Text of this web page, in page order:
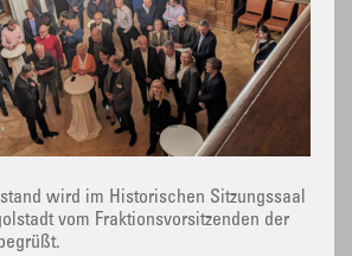
wird im Historischen Sitzungssaal
vom Fraktionsvorsitzenden der